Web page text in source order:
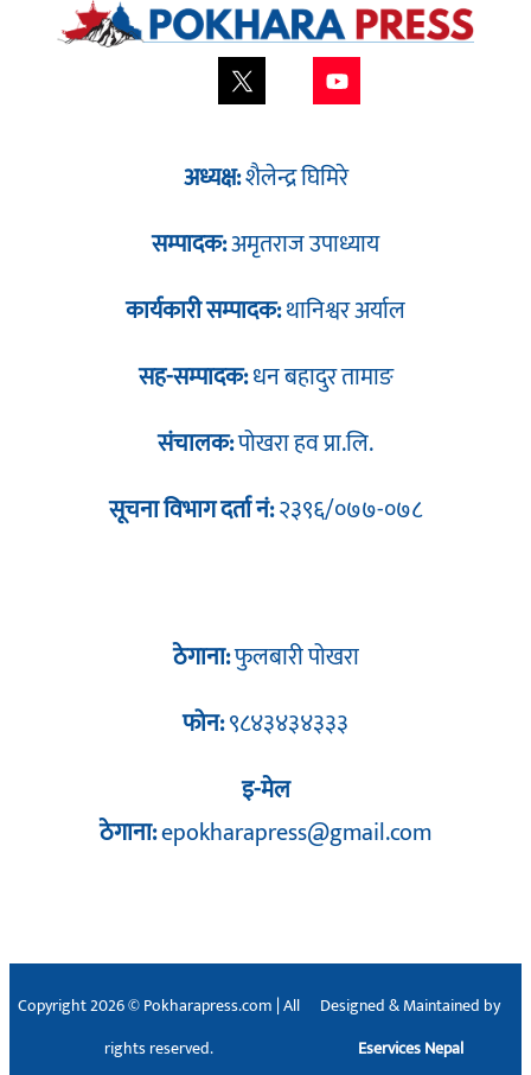
अध्यक्ष:शैलेन्द्र घिमिरे
सम्पादक:अमृतराज उपाध्याय
कार्यकारी सम्पादक:थानिश्वर अर्याल
सह-सम्पादक:धन बहादुर तामाङ
संचालक:पोखरा हव प्रा.लि.
सूचना विभाग दर्ता नं:२३९६/०७७-०७८
ठेगाना:फुलबारी पोखरा
फोन:९८४३४३४३३३
इ-मेल
ठेगाना:epokharapress@gmail.com
Copyright 2026 © Pokharapress.com | All
rights reserved.
Designed & Maintained by
Eservices Nepal